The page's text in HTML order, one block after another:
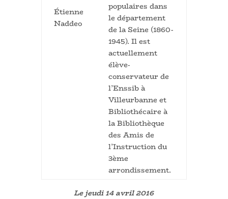
Étienne
Naddeo
populaires dans
le département
de la Seine (1860-
1945). Il est
actuellement
élève-
conservateur de
l’Enssib à
Villeurbanne et
Bibliothécaire à
la Bibliothèque
des Amis de
l’Instruction du
3ème
arrondissement.
Le jeudi 14 avril 2016